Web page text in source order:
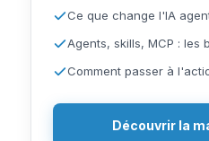
Ce que change l'IA
Agents, skills, MCP : les
Comment passer à
Découvrir la